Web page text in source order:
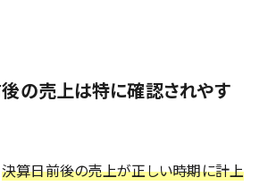
の売上は特に確認されやす
決算日前後の売上が正しい時期に計上